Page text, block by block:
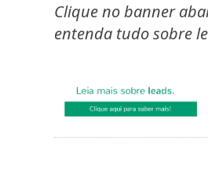
Clique no banner
entenda tudo sobre